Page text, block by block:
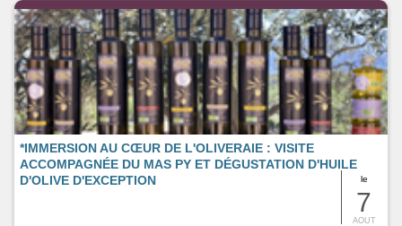
le
7
AOUT
*IMMERSION AU CŒUR DE L'OLIVERAIE : VISITE
ACCOMPAGNÉE DU MAS PY ET DÉGUSTATION D'HUILE
D'OLIVE D'EXCEPTION